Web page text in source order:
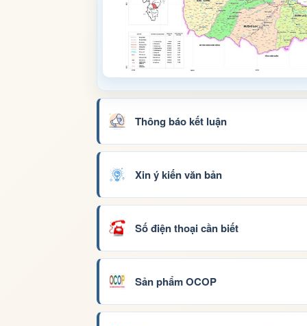
Thông báo kết luận
Xin ý kiến văn bản
Số điện thoại cần biết
Sản phẩm OCOP